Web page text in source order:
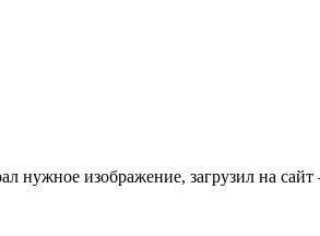
нужное изображение, загрузил на